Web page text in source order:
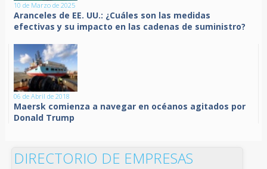
10 de Marzo de 2025
Aranceles de EE. UU.: ¿Cuáles son las medidas
efectivas y su impacto en las cadenas de suministro?
06 de Abril de 2018
Maersk comienza a navegar en océanos agitados por
Donald Trump
DIRECTORIO DE EMPRESAS